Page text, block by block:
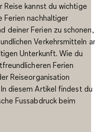
kannst du wichtige
nachhaltiger
deiner Ferien zu schonen,
Verkehrsmitteln
Unterkunft. Wie du
Ferien
Reiseorganisation
diesem Artikel findest du
Fussabdruck beim